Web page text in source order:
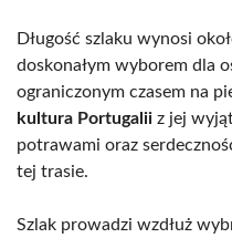
Długość szlaku wynosi
doskonałym wyborem dla
ograniczonym czasem na
kultura Portugalii z jej
potrawami oraz
tej trasie.
Szlak prowadzi wzdłuż